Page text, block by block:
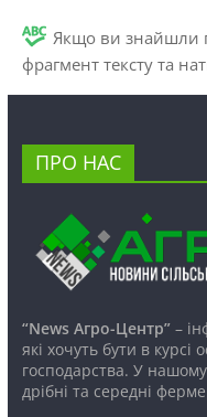
Якщо ви знайшли
фрагмент тексту та
ПРО НАС
“News Агро-Центр”–
які хочуть бути в курсі
господарства. У
дрібні та середні